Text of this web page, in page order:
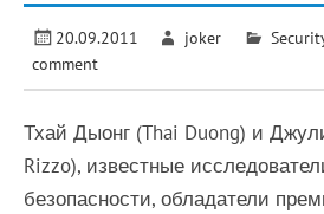
20.09.2011 joker
comment
Тхай Дыонг (Thai Duong) и
Rizzo), известные
безопасности, обладатели